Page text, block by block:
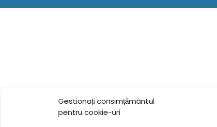
Gestionați consimțământul
pentru cookie-uri